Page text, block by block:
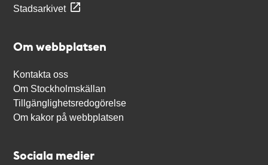
Stadsarkivet
Om webbplatsen
Kontakta oss
Om Stockholmskällan
Tillgänglighetsredogörelse
Om kakor på webbplatsen
Sociala medier